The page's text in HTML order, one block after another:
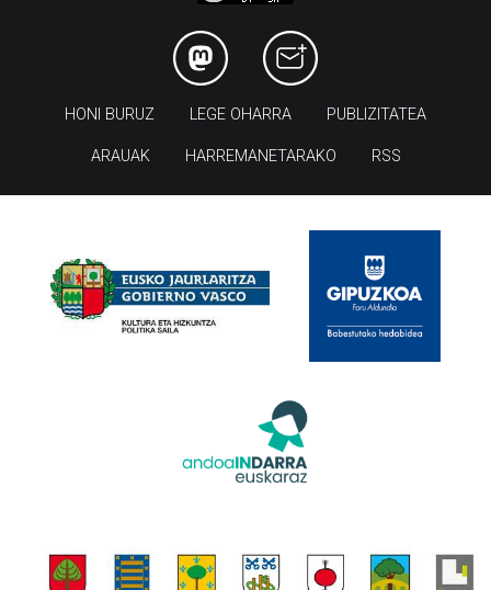
HONI BURUZ LEGE OHARRA PUBLIZITATEA
ARAUAK HARREMANETARAKO RSS